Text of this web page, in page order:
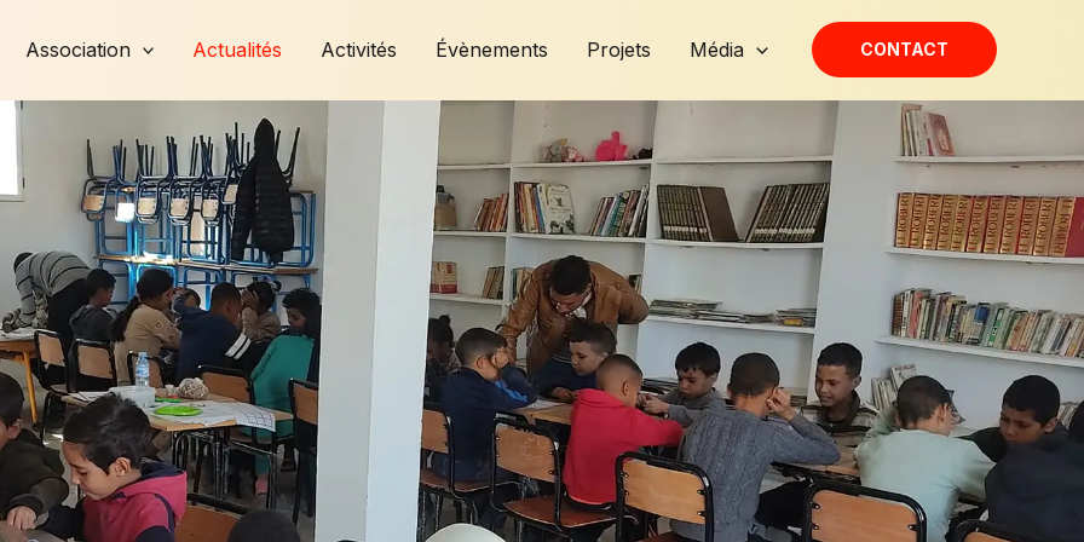
Association Actualités Activités Évènements Projets Média CONTACT